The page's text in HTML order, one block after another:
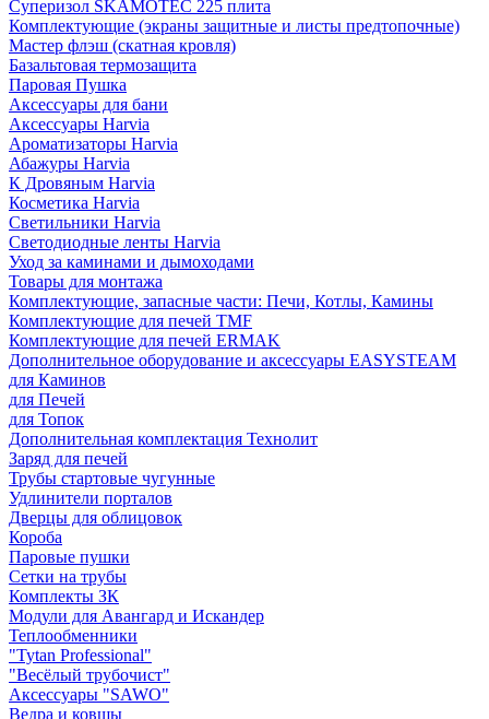
Суперизол SKAMOTEC 225 плита
Комплектующие (экраны защитные и листы предтопочные)
Мастер флэш (скатная кровля)
Базальтовая термозащита
Паровая Пушка
Аксессуары для бани
Аксессуары Harvia
Ароматизаторы Harvia
Абажуры Harvia
К Дровяным Harvia
Косметика Harvia
Светильники Harvia
Светодиодные ленты Harvia
Уход за каминами и дымоходами
Товары для монтажа
Комплектующие, запасные части: Печи, Котлы, Камины
Комплектующие для печей TMF
Комплектующие для печей ERMAK
Дополнительное оборудование и аксессуары EASYSTEAM
для Каминов
для Печей
для Топок
Дополнительная комплектация Технолит
Заряд для печей
Трубы стартовые чугунные
Удлинители порталов
Дверцы для облицовок
Короба
Паровые пушки
Сетки на трубы
Комплекты ЗК
Модули для Авангард и Искандер
Теплообменники
"Tytan Professional"
"Весёлый трубочист"
Аксессуары "SAWO"
Ведра и ковшы